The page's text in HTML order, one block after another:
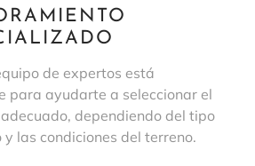
de expertos está
para ayudarte a seleccionar el
dependiendo del tipo
y las condiciones del terreno.